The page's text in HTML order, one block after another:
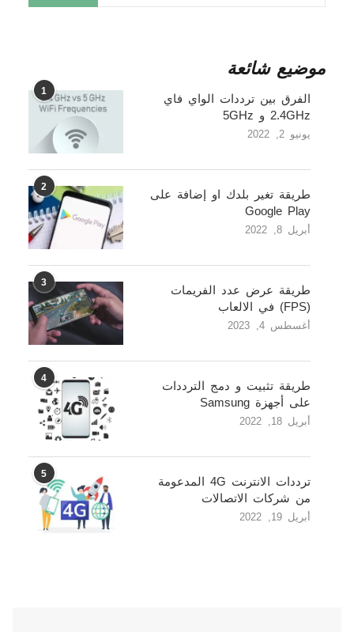
موضيع شائعة
1
الفرق بين ترددات الواي فاي
2.4GHz و 5GHz
يونيو 2, 2022
2
طريقة تغير بلدك او إضافة على
Google Play
أبريل 8, 2022
3
طريقة عرض عدد الفريمات
(FPS) في الالعاب
أغسطس 4, 2023
4
طريقة تثبيت و دمج الترددات
على أجهزة Samsung
أبريل 18, 2022
5
ترددات الانترنت 4G المدعومة
من شركات الاتصالات
أبريل 19, 2022